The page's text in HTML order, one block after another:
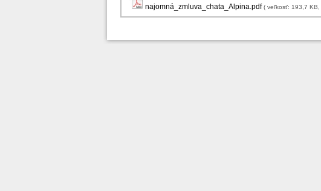
najomná_zmluva_chata_Alpina.pdf